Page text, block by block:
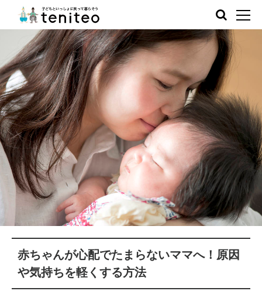
赤ちゃんが心配でたまらないママへ！原因
や気持ちを軽くする方法